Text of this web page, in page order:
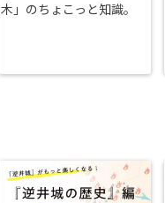
木」のちょこっと知識。